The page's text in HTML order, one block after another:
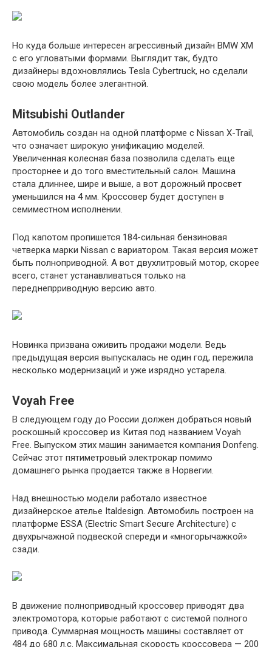
Но куда больше интересен агрессивный дизайн BMW XM
с его угловатыми формами. Выглядит так, будто
дизайнеры вдохновлялись Tesla Cybertruck, но сделали
свою модель более элегантной.
Mitsubishi Outlander
Автомобиль создан на одной платформе с Nissan X-Trail,
что означает широкую унификацию моделей.
Увеличенная колесная база позволила сделать еще
просторнее и до того вместительный салон. Машина
стала длиннее, шире и выше, а вот дорожный просвет
уменьшился на 4 мм. Кроссовер будет доступен в
семиместном исполнении.
Под капотом пропишется 184-сильная бензиновая
четверка марки Nissan с вариатором. Такая версия может
быть полноприводной. А вот двухлитровый мотор, скорее
всего, станет устанавливаться только на
переднепрриводную версию авто.
Новинка призвана оживить продажи модели. Ведь
предыдущая версия выпускалась не один год, пережила
несколько модернизаций и уже изрядно устарела.
Voyah Free
В следующем году до России должен добраться новый
роскошный кроссовер из Китая под названием Voyah
Free. Выпуском этих машин занимается компания Donfeng.
Сейчас этот пятиметровый электрокар помимо
домашнего рынка продается также в Норвегии.
Над внешностью модели работало известное
дизайнерское ателье Italdesign. Автомобиль построен на
платформе ESSA (Electric Smart Secure Architecture) с
двухрычажной подвеской спереди и «многорычажкой»
сзади.
В движение полноприводный кроссовер приводят два
электромотора, которые работают с системой полного
привода. Суммарная мощность машины составляет от
484 до 680 л.с. Максимальная скорость кроссовера — 200